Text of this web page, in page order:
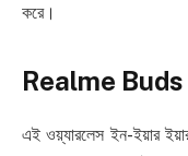
করে।
Realme Buds
এই ওয়্যারলেস ইন-ইয়ার